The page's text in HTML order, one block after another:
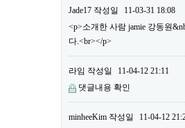
Jade17 작성일
11-03-31 18:08
<p>소개한 사람 jamie 강동원
다.<br></p>
라임 작성일
11-04-12 21:11
댓글내용 확인
minheeKim 작성일
11-04-12